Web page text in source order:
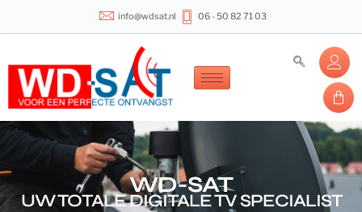
info@wdsat.nl 06 - 50 82 71 03
WD-SAT
UW TOTALE DIGITALE TV SPECIALIST